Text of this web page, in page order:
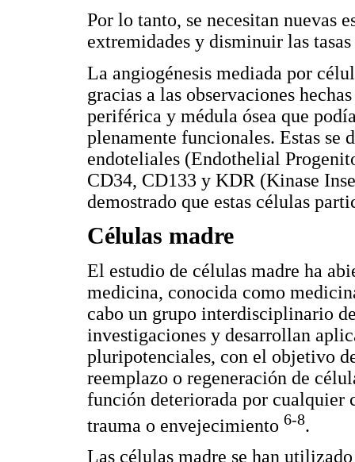
Por lo tanto, se necesitan nuevas
extremidades y disminuir las
La angiogénesis mediada por
gracias a las observaciones
periférica y médula ósea que
plenamente funcionales. Estas se
endoteliales (Endothelial
CD34, CD133 y KDR (Kinase
demostrado que estas células
Células madre
El estudio de células madre ha
medicina, conocida como
cabo un grupo interdisciplinario
investigaciones y desarrollan
pluripotenciales, con el objetivo
reemplazo o regeneración de
función deteriorada por cualquier
trauma o envejecimiento 6-8.
Las células madre se han